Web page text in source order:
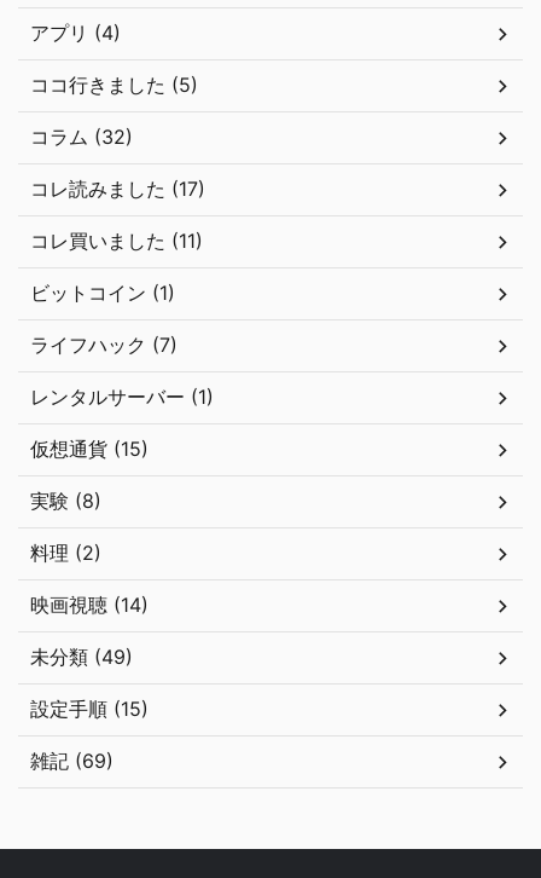
アプリ (4)
ココ行きました (5)
コラム (32)
コレ読みました (17)
コレ買いました (11)
ビットコイン (1)
ライフハック (7)
レンタルサーバー (1)
仮想通貨 (15)
実験 (8)
料理 (2)
映画視聴 (14)
未分類 (49)
設定手順 (15)
雑記 (69)